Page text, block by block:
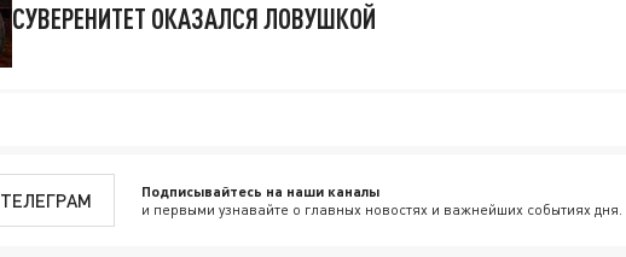
СУВЕРЕНИТЕТ ОКАЗАЛСЯ ЛОВУШКОЙ
ТЕЛЕГРАМ Подписывайтесь на наши каналы
и первыми узнавайте о главных новостях и важнейших событиях дня.